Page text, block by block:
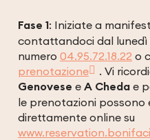
Fase 1: Iniziate a
contattandoci dal lunedì
numero 04.95.72.18.22 o
prenotazione
. Vi
Genovese e A Cheda e
le prenotazioni possono
direttamente online su